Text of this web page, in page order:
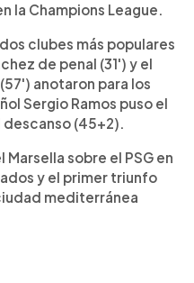
la Champions League.
clubes más populares
de penal (31') y el
anotaron para los
Sergio Ramos puso el
descanso (45+2).
sobre el PSG en
y el primer triunfo
mediterránea